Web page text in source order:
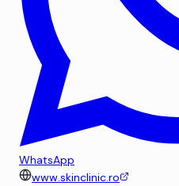
WhatsApp
www.skinclinic.ro